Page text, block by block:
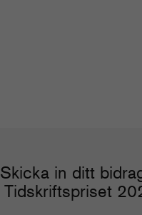
Skicka in ditt
Tidskriftspriset